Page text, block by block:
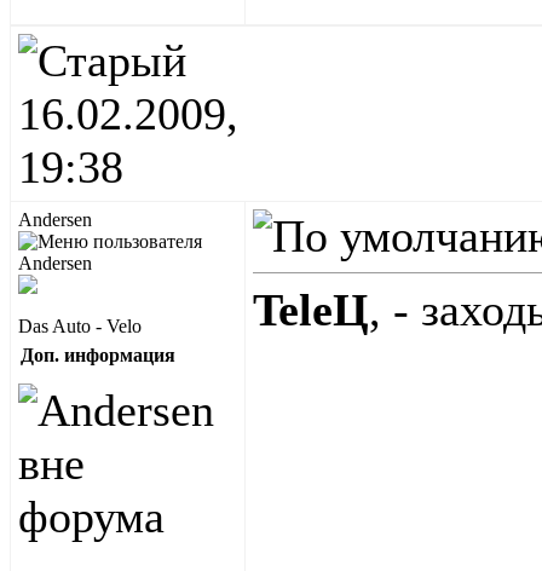
16.02.2009,
19:38
Andersen
Das Auto - Velo
Доп. информация
TeleЦ, -